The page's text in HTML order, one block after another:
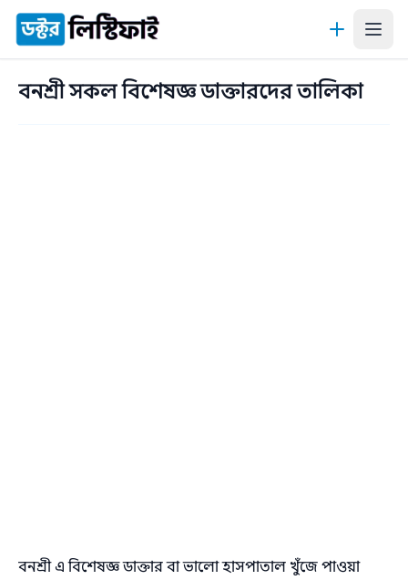
কন্টেন্টে যান
বনশ্রী সকল বিশেষজ্ঞ ডাক্তারদের তালিকা
বনশ্রী এ বিশেষজ্ঞ ডাক্তার বা ভালো হাসপাতাল খুঁজে পাওয়া